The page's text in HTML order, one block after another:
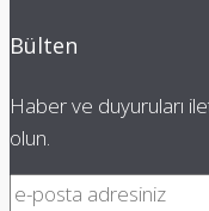
Bülten
Haber ve duyuruları
olun.